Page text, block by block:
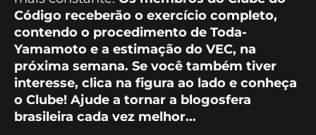
Código receberão o exercício completo,
contendo o procedimento de Toda-
Yamamoto e a estimação do VEC, na
próxima semana. Se você também tiver
interesse, clica na figura ao lado e conheça
o Clube! Ajude a tornar a blogosfera
brasileira cada vez melhor...